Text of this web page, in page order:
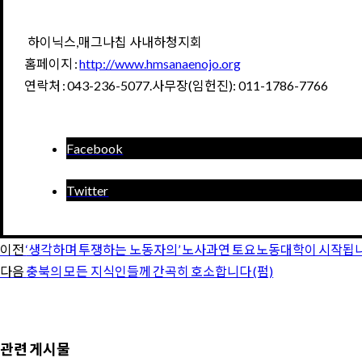
하이닉스,매그나칩 사내하청지회
홈페이지 :http://www.hmsanaenojo.org
연락처 : 043-236-5077.사무장(임헌진): 011-1786-7766
Facebook
Twitter
이전‘생각하며 투쟁하는 노동자의’ 노사과연 토요노동대학이 시작됩
다음 충북의 모든 지식인들께 간곡히 호소합니다 (펌)
관련 게시물